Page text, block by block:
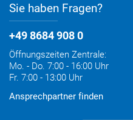
Sie haben Fragen?
+49 8684 908 0
Öffnungszeiten Zentrale:
Mo. - Do. 7:00 - 16:00 Uhr
Fr. 7:00 - 13:00 Uhr
Ansprechpartner finden